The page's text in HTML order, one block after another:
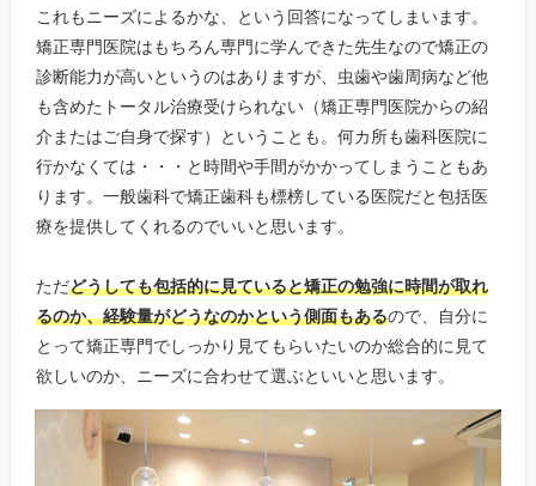
これもニーズによるかな、という回答になってしまいます。
矯正専門医院はもちろん専門に学んできた先生なので矯正の
診断能力が高いというのはありますが、虫歯や歯周病など他
も含めたトータル治療受けられない（矯正専門医院からの紹
介またはご自身で探す）ということも。何カ所も歯科医院に
行かなくては・・・と時間や手間がかかってしまうこともあ
ります。一般歯科で矯正歯科も標榜している医院だと包括医
療を提供してくれるのでいいと思います。
ただどうしても包括的に見ていると矯正の勉強に時間が取れ
るのか、経験量がどうなのかという側面もあるので、自分に
とって矯正専門でしっかり見てもらいたいのか総合的に見て
欲しいのか、ニーズに合わせて選ぶといいと思います。